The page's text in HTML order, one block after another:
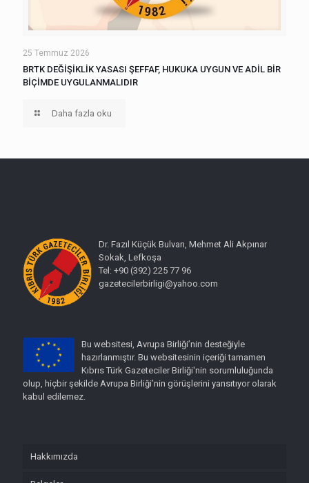
25 Temmuz 2026
BRTK DEĞİŞİKLİK YASASI ŞEFFAF, HUKUKA UYGUN VE ADİL BİR
BİÇİMDE UYGULANMALIDIR
Daha fazla oku
Dr. Fazıl Küçük Bulvarı, Mehmet Ali Akpınar
Sokak, Lefkoşa
Tel: +90 (392) 225 77 96
gazetecilerbirligi@yahoo.com
Bu websitesi, Avrupa Birliği’nin desteğiyle
hazırlanmıştır. Bu websitesinin içeriği tamamen
Kıbrıs Türk Gazeteciler Birliği'nin sorumluluğunda
olup, hiçbir şekilde Avrupa Birliği’nin görüşlerini yansıtıyor olarak
kabul edilemez.
Hakkımızda